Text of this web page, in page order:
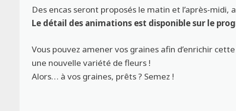
Des encas seront proposés le matin et l’après-midi,
Le détail des animations est disponible sur le
Vous pouvez amener vos graines afin d’enrichir
une nouvelle variété de fleurs !
Alors… à vos graines, prêts ? Semez !